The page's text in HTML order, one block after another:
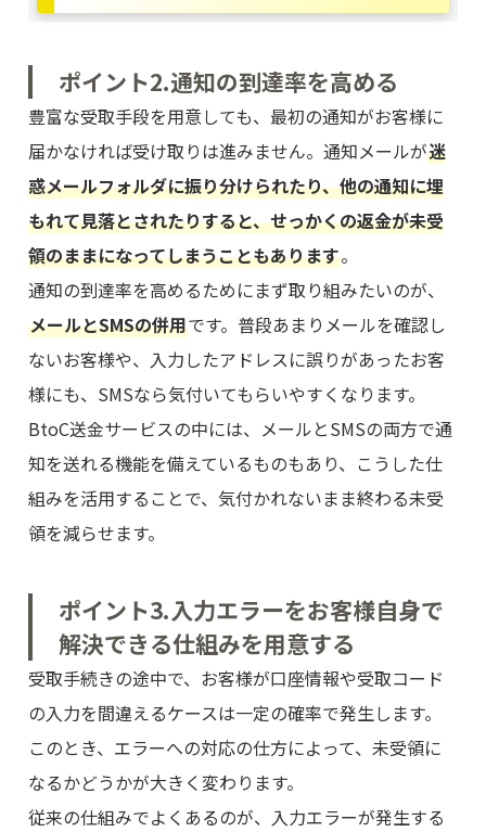
ポイント2.通知の到達率を高める
豊富な受取手段を用意しても、最初の通知がお客様に
届かなければ受け取りは進みません。通知メールが迷
惑メールフォルダに振り分けられたり、他の通知に埋
もれて見落とされたりすると、せっかくの返金が未受
領のままになってしまうこともあります。
通知の到達率を高めるためにまず取り組みたいのが、
メールとSMSの併用です。普段あまりメールを確認し
ないお客様や、入力したアドレスに誤りがあったお客
様にも、SMSなら気付いてもらいやすくなります。
BtoC送金サービスの中には、メールとSMSの両方で通
知を送れる機能を備えているものもあり、こうした仕
組みを活用することで、気付かれないまま終わる未受
領を減らせます。
ポイント3.入力エラーをお客様自身で
解決できる仕組みを用意する
受取手続きの途中で、お客様が口座情報や受取コード
の入力を間違えるケースは一定の確率で発生します。
このとき、エラーへの対応の仕方によって、未受領に
なるかどうかが大きく変わります。
従来の仕組みでよくあるのが、入力エラーが発生する